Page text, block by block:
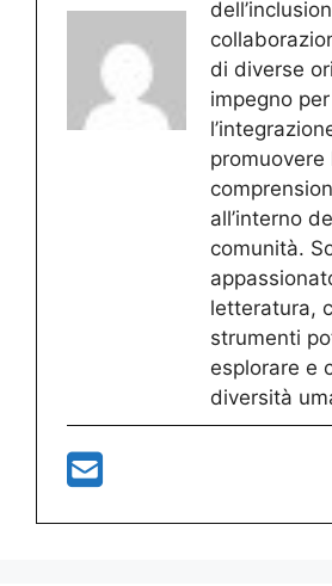
di diverse
impegno
promuovere
all’interno
comunità.
letteratura,
strumenti
esplorare e
diversità